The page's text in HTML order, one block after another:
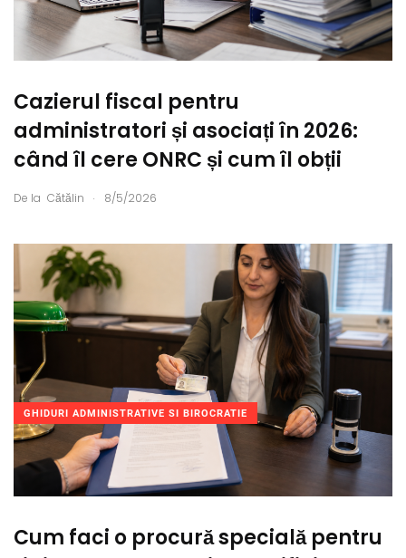
Cazierul fiscal pentru
administratori și asociați în 2026:
când îl cere ONRC și cum îl obții
De la Cătălin . 8/5/2026
GHIDURI ADMINISTRATIVE SI BIROCRATIE
Cum faci o procură specială pentru